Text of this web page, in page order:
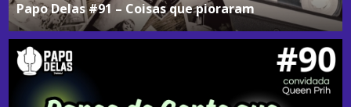
Papo Delas #91 – Coisas que pioraram